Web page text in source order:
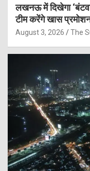
लखनऊ में दिखेगा
टीम करेंगे खास
August 3, 2026 The